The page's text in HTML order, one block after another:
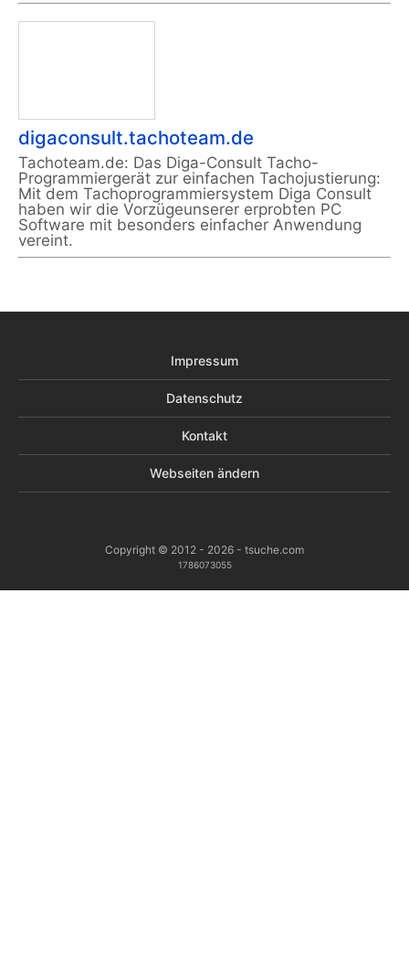
digaconsult.tachoteam.de
Tachoteam.de: Das Diga-Consult Tacho-
Programmiergerät zur einfachen Tachojustierung:
Mit dem Tachoprogrammiersystem Diga Consult
haben wir die Vorzügeunserer erprobten PC
Software mit besonders einfacher Anwendung
vereint.
Impressum
Datenschutz
Kontakt
Webseiten ändern
Copyright © 2012 - 2026 - tsuche.com
1786073055